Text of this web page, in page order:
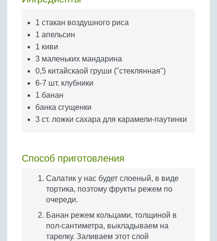
Бобовые
Яйца
Крупы
1 стакан воздушного риса
1 апельсин
1 киви
3 маленьких мандарина
0,5 китайскаой груши ("стеклянная")
6-7 шт. клубники
1 банан
банка сгущенки
3 ст. ложки сахара для карамели-паутинки
Способ приготовления
Салатик у нас будет слоеный, в виде
тортика, поэтому фрукты режем по
очереди.
Банан режем кольцами, толщиной в
пол-сантиметра, выкладываем на
тарелку. Заливаем этот слой